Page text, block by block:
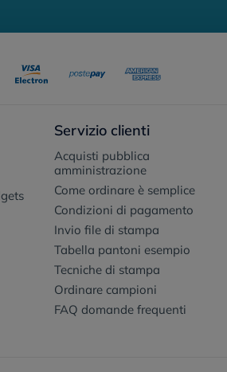
Servizio clienti
Acquisti pubblica
amministrazione
Come ordinare è semplice
Condizioni di pagamento
Invio file di stampa
Tabella pantoni esempio
Tecniche di stampa
Ordinare campioni
FAQ domande frequenti